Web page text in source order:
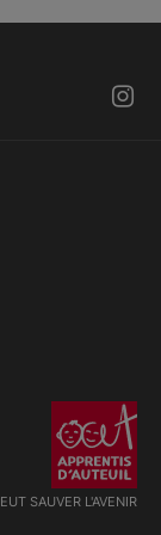
SAUVER L'AVENIR